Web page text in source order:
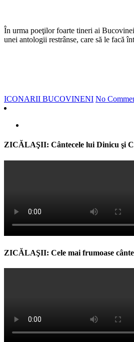
În urma poeţilor foarte tineri ai
unei antologii restrânse, care să le facă
ICONARII BUCOVINENI No
ZICĂLAŞII: Cântecele lui Dinicu şi
ZICĂLAŞII: Cele mai frumoase